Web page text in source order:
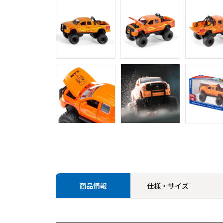
商品情報 仕様・サイズ